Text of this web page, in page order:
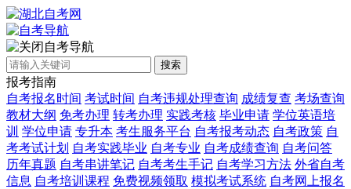
自考导航
搜索
报考指南
自考报名时间 考试时间 自考违规处理查询 成绩复查 考场查询
教材大纲 免考办理 转考办理 实践考核 毕业申请 学位英语培
训 学位申请 专升本 考生服务平台 自考报考动态 自考政策 自
考考试计划 自考实践毕业 自考专业 自考成绩查询 自考问答
历年真题 自考串讲笔记 自考考生手记 自考学习方法 外省自考
信息 自考培训课程 免费视频领取 模拟考试系统 自考网上报名